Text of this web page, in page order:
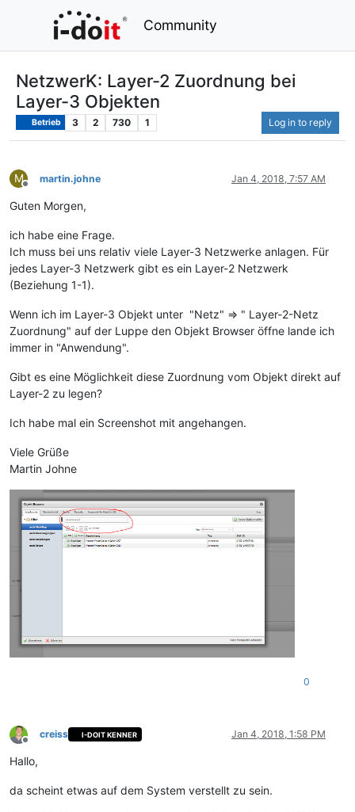
Community
NetzwerK: Layer-2 Zuordnung bei
Layer-3 Objekten
Betrieb 3 2 730 1 Log in to reply
M
Offline
martin.johne Jan 4, 2018, 7:57 AM
Guten Morgen,
ich habe eine Frage.
Ich muss bei uns relativ viele Layer-3 Netzwerke anlagen. Für
jedes Layer-3 Netzwerk gibt es ein Layer-2 Netzwerk
(Beziehung 1-1).
Wenn ich im Layer-3 Objekt unter "Netz" => " Layer-2-Netz
Zuordnung" auf der Luppe den Objekt Browser öffne lande ich
immer in "Anwendung".
Gibt es eine Möglichkeit diese Zuordnung vom Objekt direkt auf
Layer-2 zu legen?
Ich habe mal ein Screenshot mit angehangen.
Viele Grüße
Martin Johne
0
Offline
creiss I-DOIT KENNER Jan 4, 2018, 1:58 PM
Hallo,
da scheint etwas auf dem System verstellt zu sein.